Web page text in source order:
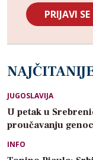
JUGOSLAVIJA
U petak u
proučavanju
INFO